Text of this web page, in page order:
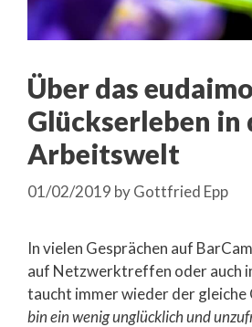
Über das
Glückserleben in
Arbeitswelt
01/02/2019 byGottfried Epp
In vielen Gesprächen auf
auf Netzwerktreffen oder auch
taucht immer wieder der gleiche
bin ein wenig unglücklich und